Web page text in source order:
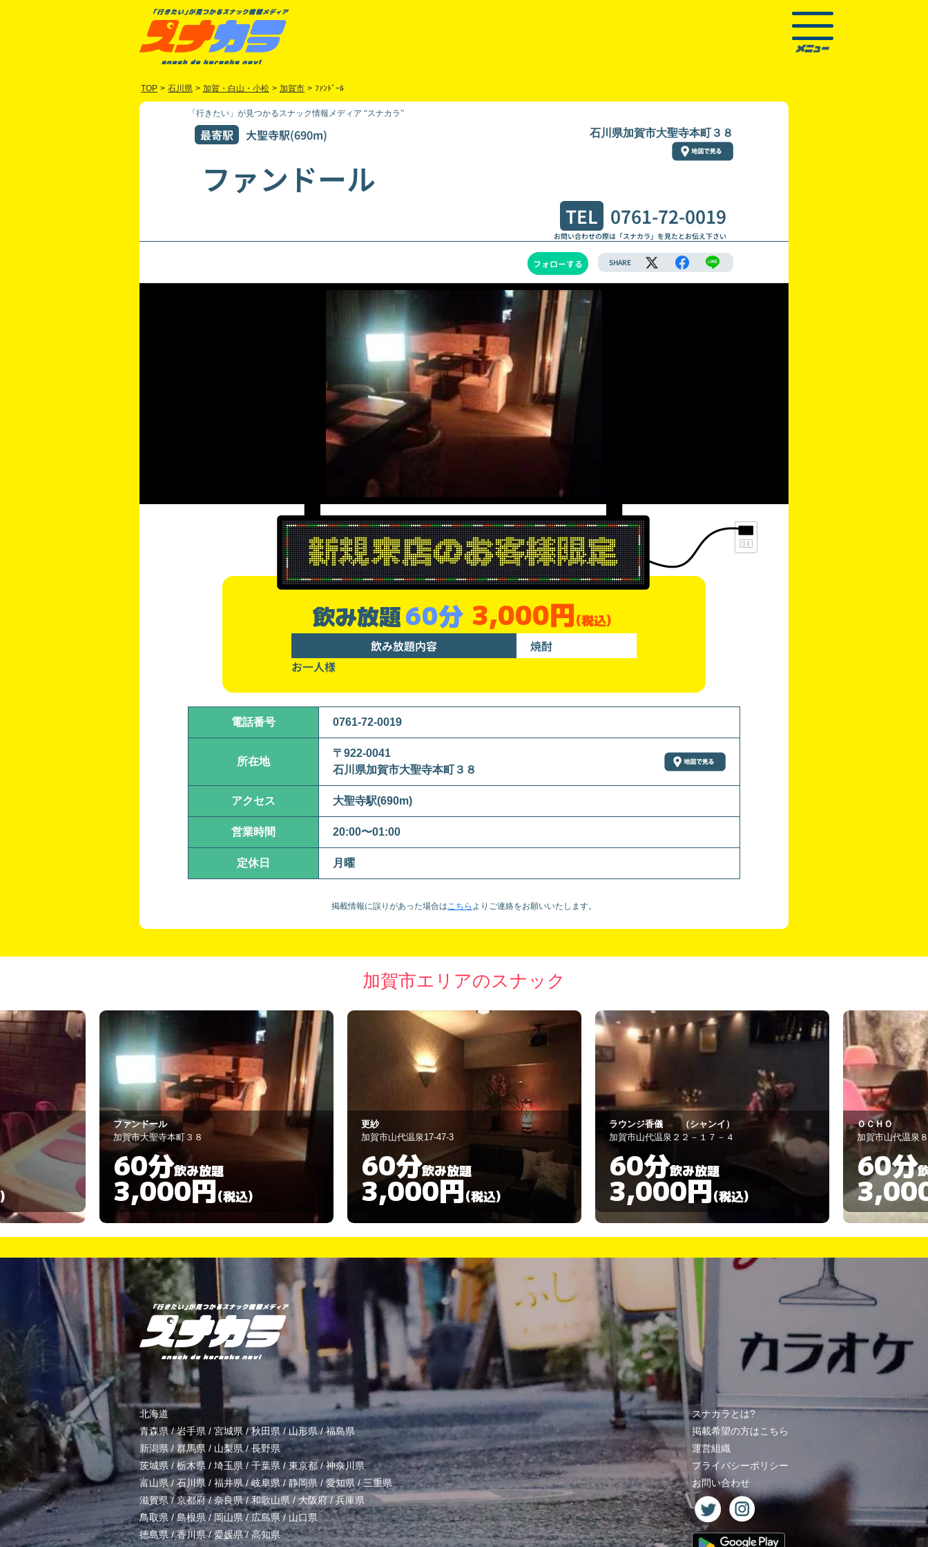
TOP > 石川県 > 加賀・白山・小松 > 加賀市 > ﾌｧﾝﾄﾞｰﾙ
「行きたい」が見つかるスナック情報メディア “スナカラ”
最寄駅 大聖寺駅(690m) 石川県加賀市大聖寺本町３８
ファンドール
TEL 0761-72-0019
お問い合わせの際は「スナカラ」を見たとお伝え下さい
フォローする SHARE
飲み放題60分 3,000円(税込)
飲み放題内容
焼酎
お一人様
電話番号 0761-72-0019
所在地
〒922-0041
石川県加賀市大聖寺本町３８
アクセス 大聖寺駅(690m)
営業時間 20:00〜01:00
定休日 月曜
掲載情報に誤りがあった場合はこちら より ご連絡をお願いいたします。
加賀市エリアのスナック
更紗
加賀市山代温泉17-47-3
60分飲み放題
3,000円(税込)
ラウンジ香儀 （シャンイ）
加賀市山代温泉２２－１７－４
60分飲み放題
3,000円(税込)
ＯＣＨＯ
加賀市山代温泉８７－１
60分飲み放題
3,000円(税込)
マリーヌ
加賀市山代温泉
90分
北海道
青森県/岩手県 / 宮城県 /秋田県 /山形県/福島県
新潟県 / 群馬県 / 山梨県/長野県
茨城県 / 栃木県 / 埼玉県/ 千葉県 /東京都/神奈川県
富山県/ 石川県 / 福井県/岐阜県/静岡県/ 愛知県 / 三重県
滋賀県/京都府/奈良県/和歌山県 /大阪府/兵庫県
鳥取県/島根県/岡山県/広島県/山口県
徳島県/香川県/愛媛県/高知県
スナカラとは?
掲載希望の方はこちら
運営組織
プライバシーポリシー
お問い合わせ